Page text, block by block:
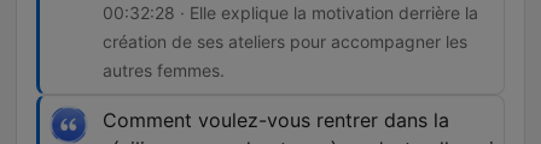
00:32:28 · Elle explique la motivation derrière la
création de ses ateliers pour accompagner les
autres femmes.
Comment voulez-vous rentrer dans la